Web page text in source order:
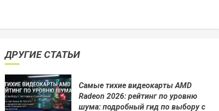
ДРУГИЕ СТАТЬИ
Самые тихие видеокарты AMD
Radeon 2026: рейтинг по уровню
шума: подробный гид по выбору с